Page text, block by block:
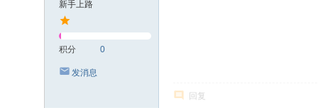
新手上路
积分 0
发消息
回复